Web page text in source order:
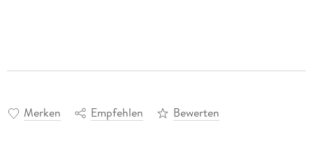
Merken Empfehlen Bewerten